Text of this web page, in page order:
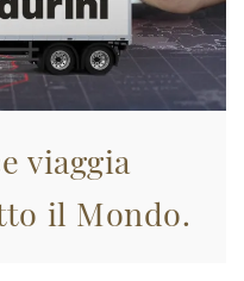
viaggia
il Mondo.